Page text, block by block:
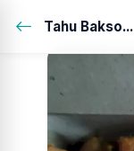
Tahu Bakso...